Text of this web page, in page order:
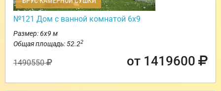
№121 Дом с ванной комнатой 6х9
Размер: 6х9 м
Общая площадь: 52.22
1490550 от 1419600